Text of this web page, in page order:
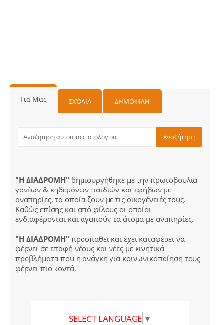
Για Μας ΣΧΌΛΙΑ ΔΗΜΟΦΙΛΗ
"Η ΔΙΑΔΡΟΜΗ" δημιουργήθηκε με την πρωτοβουλία
γονέων & κηδεμόνων παιδιών και εφήβων με
αναπηρίες, τα οποία ζουν με τις οικογένειές τους.
Καθώς επίσης και από φίλους οι οποίοι
ενδιαφέρονται και αγαπούν τα άτομα με αναπηρίες.
"Η ΔΙΑΔΡΟΜΗ" προσπαθεί και έχει καταφέρει να
φέρνει σε επαφή νέους και νέες με κινητικά
προβλήματα που η ανάγκη για κοινωνικοποίηση τους
φέρνει πιο κοντά.
SELECT LANGUAGE ▼